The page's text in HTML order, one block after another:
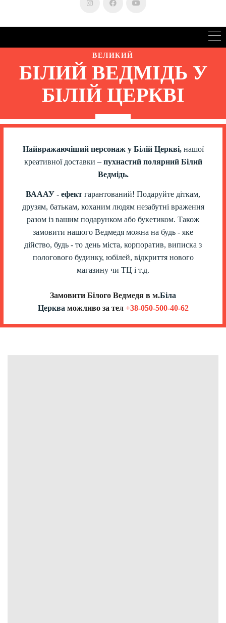
ВЕЛИКИЙ
БІЛИЙ ВЕДМІДЬ У
БІЛІЙ ЦЕРКВІ
Найвражаючіший персонаж у Білій Церкві,нашої
креативної доставки –пухнастий полярний Білий
Ведмідь.
ВАААУ - ефект гарантований! Подаруйте діткам,
друзям, батькам, коханим людям незабутні враження
разом із вашим подарунком або букетиком. Також
замовити нашого Ведмедя можна на будь - яке
дійство, будь - то день міста, корпоратив, виписка з
пологового будинку, юбілей, відкриття нового
магазину чи ТЦ і т.д.
Замовити Білого Ведмедя в м.Біла
Церква можливо за тел +38-050-500-40-62